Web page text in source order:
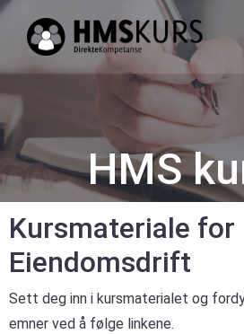
på
nett
for
ledere
og
HMS
Kursmateriale for
Eiendomsdrift
Sett deg inn i kursmaterialet og
emner ved å følge linkene.